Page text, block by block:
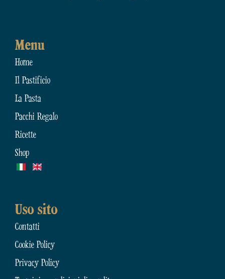
Menu
Home
Il Pastificio
La Pasta
Pacchi Regalo
Ricette
Shop
Uso sito
Contatti
Cookie Policy
Privacy Policy